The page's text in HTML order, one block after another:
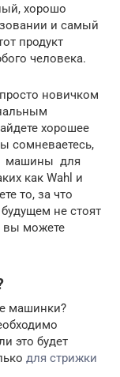
хорошо
и самый
продукт
человека.
новичком
хорошее
сомневаетесь,
машины для
как Wahl и
то, за что
не стоят
вы можете
машинки?
это будет
для стрижки